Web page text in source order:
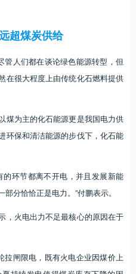
超煤炭供给
管人们都在谈论绿色能源转型，但
在很大程度上由传统化石燃料提供
煤为主的化石能源更是我国电力供
环保和清洁能源的步伐下，化石能
环节都离不开电，并且发展新能
分恰恰正是电力。”付鹏表示。
，火电出力不足最核心的原因在于
拉闸限电，既有火电企业因煤价上